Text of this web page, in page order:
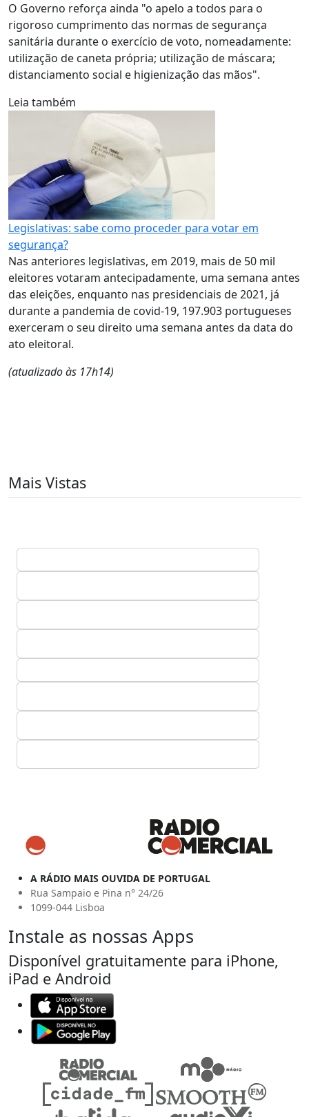
O Governo reforça ainda "o apelo a todos para o
rigoroso cumprimento das normas de segurança
sanitária durante o exercício de voto, nomeadamente:
utilização de caneta própria; utilização de máscara;
distanciamento social e higienização das mãos".
Leia também
Legislativas: sabe como proceder para votar em
segurança?
Nas anteriores legislativas, em 2019, mais de 50 mil
eleitores votaram antecipadamente, uma semana antes
das eleições, enquanto nas presidenciais de 2021, já
durante a pandemia de covid-19, 197.903 portugueses
exerceram o seu direito uma semana antes da data do
ato eleitoral.
(atualizado às 17h14)
Mais Vistas
A RÁDIO MAIS OUVIDA DE PORTUGAL
Rua Sampaio e Pina n° 24/26
1099-044 Lisboa
Instale as nossas Apps
Disponível gratuitamente para iPhone,
iPad e Android